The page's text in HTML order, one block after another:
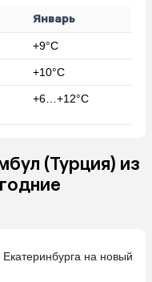
Январь
+9°C
+10°C
+6…+12°C
(Турция) из
на новый